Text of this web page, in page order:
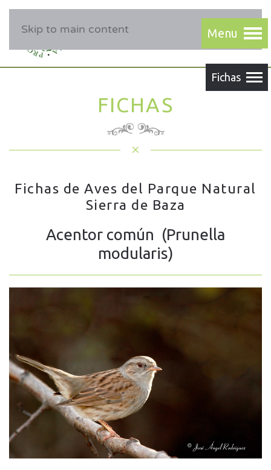
Skip to main content
FICHAS
Fichas de Aves del Parque Natural
Sierra de Baza
Acentor común (Prunella
modularis)